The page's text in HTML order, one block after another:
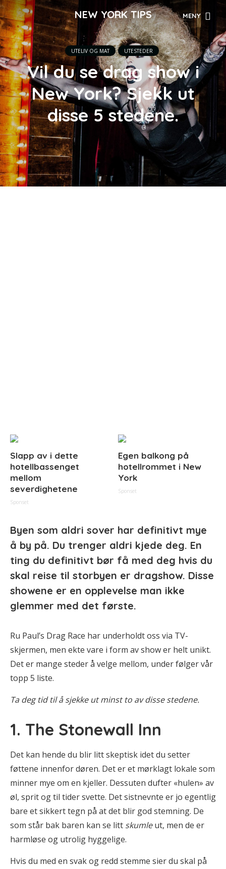
NEW YORK TIPS MENY
UTELIV OG MAT UTESTEDER
Vil du se drag show i
New York? Sjekk ut
disse 5 stedene.
Slapp av i dette
hotellbassenget
mellom
severdighetene
Sponset
Egen balkong på
hotellrommet i New
York
Sponset
Byen som aldri sover har definitivt mye
å by på. Du trenger aldri kjede deg. En
ting du definitivt bør få med deg hvis du
skal reise til storbyen er dragshow. Disse
showene er en opplevelse man ikke
glemmer med det første.
Ru Paul’s Drag Race har underholdt oss via TV-
skjermen, men ekte vare i form av show er helt unikt.
Det er mange steder å velge mellom, under følger vår
topp 5 liste.
Ta deg tid til å sjekke ut minst to av disse stedene.
1. The Stonewall Inn
Det kan hende du blir litt skeptisk idet du setter
føttene innenfor døren. Det er et mørklagt lokale som
minner mye om en kjeller. Dessuten dufter «hulen» av
øl, sprit og til tider svette. Det sistnevnte er jo egentlig
bare et sikkert tegn på at det blir god stemning. De
som står bak baren kan se litt skumleut, men de er
harmløse og utrolig hyggelige.
Hvis du med en svak og redd stemme sier du skal på